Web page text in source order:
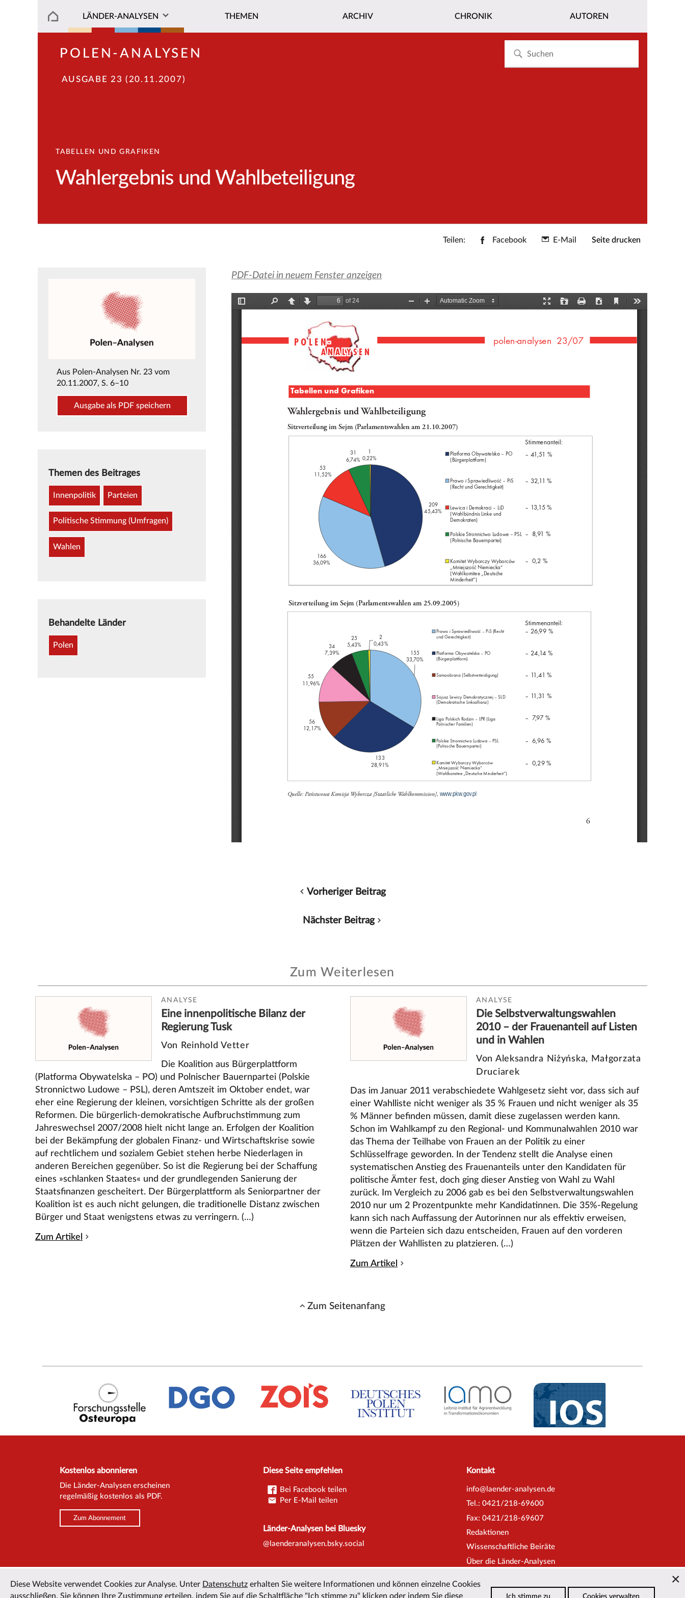
LÄNDER-ANALYSEN THEMEN ARCHIV CHRONIK AUTOREN
POLEN-ANALYSEN
AUSGABE 23 (20.11.2007)
TABELLEN UND GRAFIKEN
Wahlergebnis und Wahlbeteiligung
Teilen: Facebook E-Mail Seite drucken
Aus Polen-Analysen Nr. 23 vom
20.11.2007, S. 6–10
Ausgabe als PDF speichern
Themen des Beitrages
Innenpolitik Parteien
Politische Stimmung (Umfragen)
Wahlen
Behandelte Länder
Polen
PDF-Datei in neuem Fenster anzeigen
Vorheriger Beitrag
Nächster Beitrag
Zum Weiterlesen
ANALYSE
Eine innenpolitische Bilanz der
Regierung Tusk
Von Reinhold Vetter
Die Koalition aus Bürgerplattform
(Platforma Obywatelska – PO) und Polnischer Bauernpartei (Polskie
Stronnictwo Ludowe – PSL), deren Amtszeit im Oktober endet, war
eher eine Regierung der kleinen, vorsichtigen Schritte als der großen
Reformen. Die bürgerlich-demokratische Aufbruchstimmung zum
Jahreswechsel 2007/2008 hielt nicht lange an. Erfolgen der Koalition
bei der Bekämpfung der globalen Finanz- und Wirtschaftskrise sowie
auf rechtlichem und sozialem Gebiet stehen herbe Niederlagen in
anderen Bereichen gegenüber. So ist die Regierung bei der Schaffung
eines »schlanken Staates« und der grundlegenden Sanierung der
Staatsfinanzen gescheitert. Der Bürgerplattform als Seniorpartner der
Koalition ist es auch nicht gelungen, die traditionelle Distanz zwischen
Bürger und Staat wenigstens etwas zu verringern. (…)
Zum Artikel
ANALYSE
Die Selbstverwaltungswahlen
2010 – der Frauenanteil auf Listen
und in Wahlen
Von Aleksandra Niżyńska, Małgorzata
Druciarek
Das im Januar 2011 verabschiedete Wahlgesetz sieht vor, dass sich auf
einer Wahlliste nicht weniger als 35 % Frauen und nicht weniger als 35
% Männer befinden müssen, damit diese zugelassen werden kann.
Schon im Wahlkampf zu den Regional- und Kommunalwahlen 2010 war
das Thema der Teilhabe von Frauen an der Politik zu einer
Schlüsselfrage geworden. In der Tendenz stellt die Analyse einen
systematischen Anstieg des Frauenanteils unter den Kandidaten für
politische Ämter fest, doch ging dieser Anstieg von Wahl zu Wahl
zurück. Im Vergleich zu 2006 gab es bei den Selbstverwaltungswahlen
2010 nur um 2 Prozentpunkte mehr Kandidatinnen. Die 35%-Regelung
kann sich nach Auffassung der Autorinnen nur als effektiv erweisen,
wenn die Parteien sich dazu entscheiden, Frauen auf den vorderen
Plätzen der Wahllisten zu platzieren. (…)
Zum Artikel
Zum Seitenanfang
Kostenlos abonnieren
Die Länder-Analysen erscheinen
regelmäßig kostenlos als PDF.
Zum Abonnement
Diese Seite empfehlen
Bei Facebook teilen
Per E-Mail teilen
Länder-Analysen bei Bluesky
@laenderanalysen.bsky.social
Kontakt
info@laender-analysen.de
Tel.: 0421/218-69600
Fax: 0421/218-69607
Redaktionen
Wissenschaftliche Beiräte
Über die Länder-Analysen
Barrierefreiheit
Diese Website verwendet Cookies zur Analyse. Unter Datenschutz erhalten Sie weitere Informationen und können einzelne Cookies
ausschließen. Sie können Ihre Zustimmung erteilen, indem Sie auf die Schaltfläche "Ich stimme zu" klicken oder indem Sie diese
Ich stimme zu Cookies verwalten